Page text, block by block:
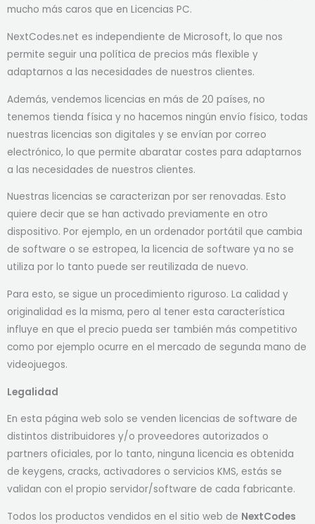
mucho más caros que en Licencias PC.
NextCodes.net es independiente de Microsoft, lo que nos
permite seguir una política de precios más flexible y
adaptarnos a las necesidades de nuestros clientes.
Además, vendemos licencias en más de 20 países, no
tenemos tienda física y no hacemos ningún envío físico, todas
nuestras licencias son digitales y se envían por correo
electrónico, lo que permite abaratar costes para adaptarnos
a las necesidades de nuestros clientes.
Nuestras licencias se caracterizan por ser renovadas. Esto
quiere decir que se han activado previamente en otro
dispositivo. Por ejemplo, en un ordenador portátil que cambia
de software o se estropea, la licencia de software ya no se
utiliza por lo tanto puede ser reutilizada de nuevo.
Para esto, se sigue un procedimiento riguroso. La calidad y
originalidad es la misma, pero al tener esta característica
influye en que el precio pueda ser también más competitivo
como por ejemplo ocurre en el mercado de segunda mano de
videojuegos.
Legalidad
En esta página web solo se venden licencias de software de
distintos distribuidores y/o proveedores autorizados o
partners oficiales, por lo tanto, ninguna licencia es obtenida
de keygens, cracks, activadores o servicios KMS, estás se
validan con el propio servidor/software de cada fabricante.
Todos los productos vendidos en el sitio web de NextCodes